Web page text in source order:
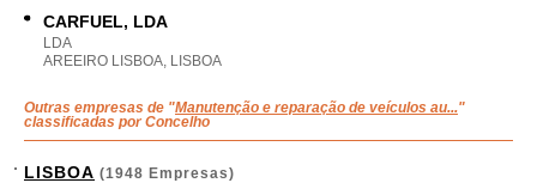
CARFUEL, LDA
LDA
AREEIRO LISBOA, LISBOA
Outras empresas de "Manutenção e reparação de veículos au..."
classificadas por Concelho
LISBOA (1948 Empresas)